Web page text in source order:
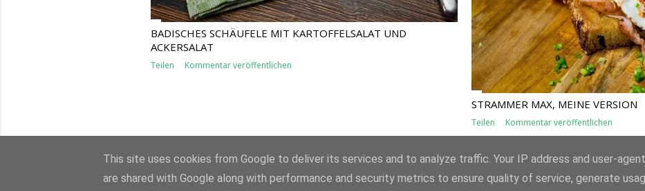
STRAMMER MAX, MEINE VERSION
Teilen Kommentar veröffentlichen
BADISCHES SCHÄUFELE MIT KARTOFFELSALAT UND
ACKERSALAT
Teilen Kommentar veröffentlichen
This site uses cookies from Google to deliver its services and to analyze traffic. Your IP address and user-agent
are shared with Google along with performance and security metrics to ensure quality of service, generate